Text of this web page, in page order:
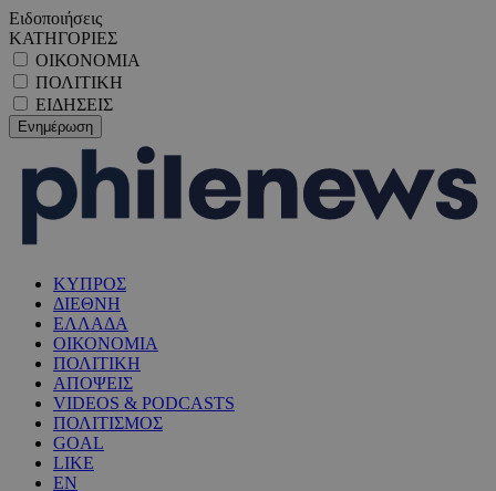
Ειδοποιήσεις
ΚΑΤΗΓΟΡΙΕΣ
ΟΙΚΟΝΟΜΙΑ
ΠΟΛΙΤΙΚΗ
ΕΙΔΗΣΕΙΣ
ΚΥΠΡΟΣ
ΔΙΕΘΝΗ
ΕΛΛΑΔΑ
ΟΙΚΟΝΟΜΙΑ
ΠΟΛΙΤΙΚΗ
ΑΠΟΨΕΙΣ
VIDEOS & PODCASTS
ΠΟΛΙΤΙΣΜΟΣ
GOAL
LIKE
EN